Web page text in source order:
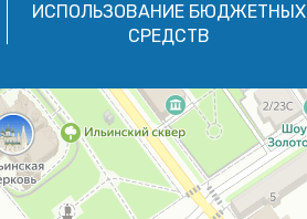
ИСПОЛЬЗОВАНИЕ БЮДЖЕТНЫХ
СРЕДСТВ